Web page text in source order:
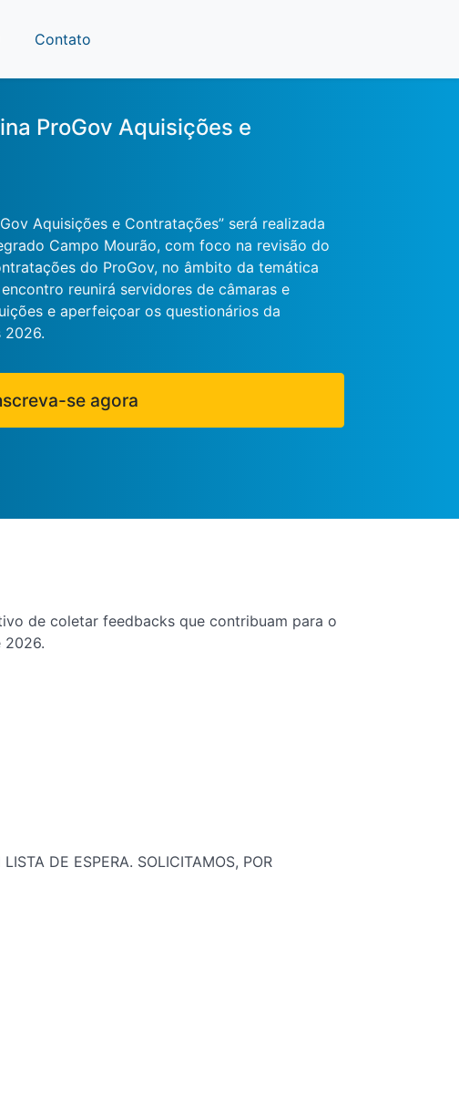
Contato
ProGov Aquisições e
Aquisições e Contratações” será realizada
Campo Mourão, com foco na revisão do
do ProGov, no âmbito da temática
reunirá servidores de câmaras e
e aperfeiçoar os questionários da
2026.
se agora
de coletar feedbacks que contribuam para o
2026.
DE ESPERA. SOLICITAMOS, POR